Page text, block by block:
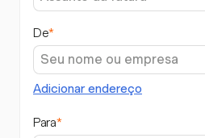
De*
Adicionar endereço
Para*